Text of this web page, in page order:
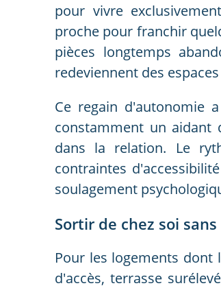
pour vivre
proche pour franchir
pièces longtemps
redeviennent des
Ce regain d'autonomie
constamment un
dans la relation. Le
contraintes
soulagement
Sortir de chez soi
Pour les logements dont
d'accès, terrasse